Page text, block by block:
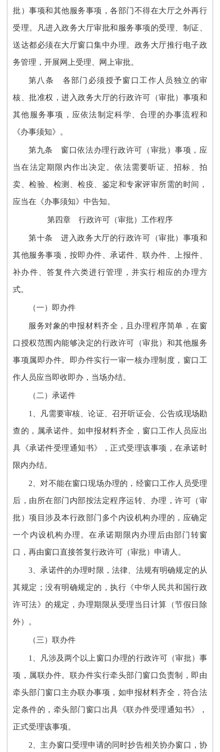
批）事项和其他服务事项，各部门不得在大厅之外再行
受理。凡进入政务大厅审批和服务事项的受理、制证、
送达都必须在大厅窗口集中办理。政务大厅推行电子政
务管理，开展网上受理、网上审批。
第八条 各部门必须授予窗口工作人员独立的审
核、批准权，进入政务大厅的行政许可（审批）事项和
其他服务事项，应依法制定科学、合理的办事流程和
《办事须知》。
第九条 窗口依法办理行政许可（审批）事项，应
当在法定期限内作出决定。依法需要听证、招标、拍
卖、检验、检测、检疫、鉴定和专家评审所需的时间，
应当在《办事须知》中告知。
第四章 行政许可（审批）工作程序
第十条 进入政务大厅的行政许可（审批）事项和
其他服务事项，按即办件、承诺件、联办件、上报件、
补办件、答复件六类进行管理，并实行相应的办理方
式。
（一）即办件
服务对象的申报材料齐全，且办理程序简单，在窗
口授权范围内能够决定的行政许可（审批）和其他服务
事项属即办件。即办件实行一审一核办理制度，窗口工
作人员应当即收即办，当场办结。
（二）承诺件
1、凡需要审核、论证、召开听证会、公告或现场勘
查的，属承诺件。如申报材料齐全，窗口工作人员应出
具《承诺件受理通知书》，正式受理该事项，在承诺时
限内办结。
2、对不能在窗口现场办理的，经窗口工作人员受理
后，由所在部门内部按法定程序运转、办理，许可（审
批）项目涉及本行政部门多个内设机构办理的，应确定
一个内设机构办理。在承诺期限内办理后由部门转窗
口，再由窗口直接答复行政许可（审批）申请人。
3、承诺件的办理时限，法律、法规有明确规定的从
其规定；没有明确规定的，执行《中华人民共和国行政
许可法》的规定，办理期限从受理当日计算（节假日除
外）。
（三）联办件
1、凡涉及两个以上窗口办理的行政许可（审批）事
项，属联办件。联办件实行牵头部门窗口负责制，即由
牵头部门窗口主办联办事项，如申报材料齐全，符合法
定条件的，牵头部门窗口出具《联办件受理通知书》，
正式受理该事项。
2、主办窗口受理申请的同时抄告相关协办窗口，协